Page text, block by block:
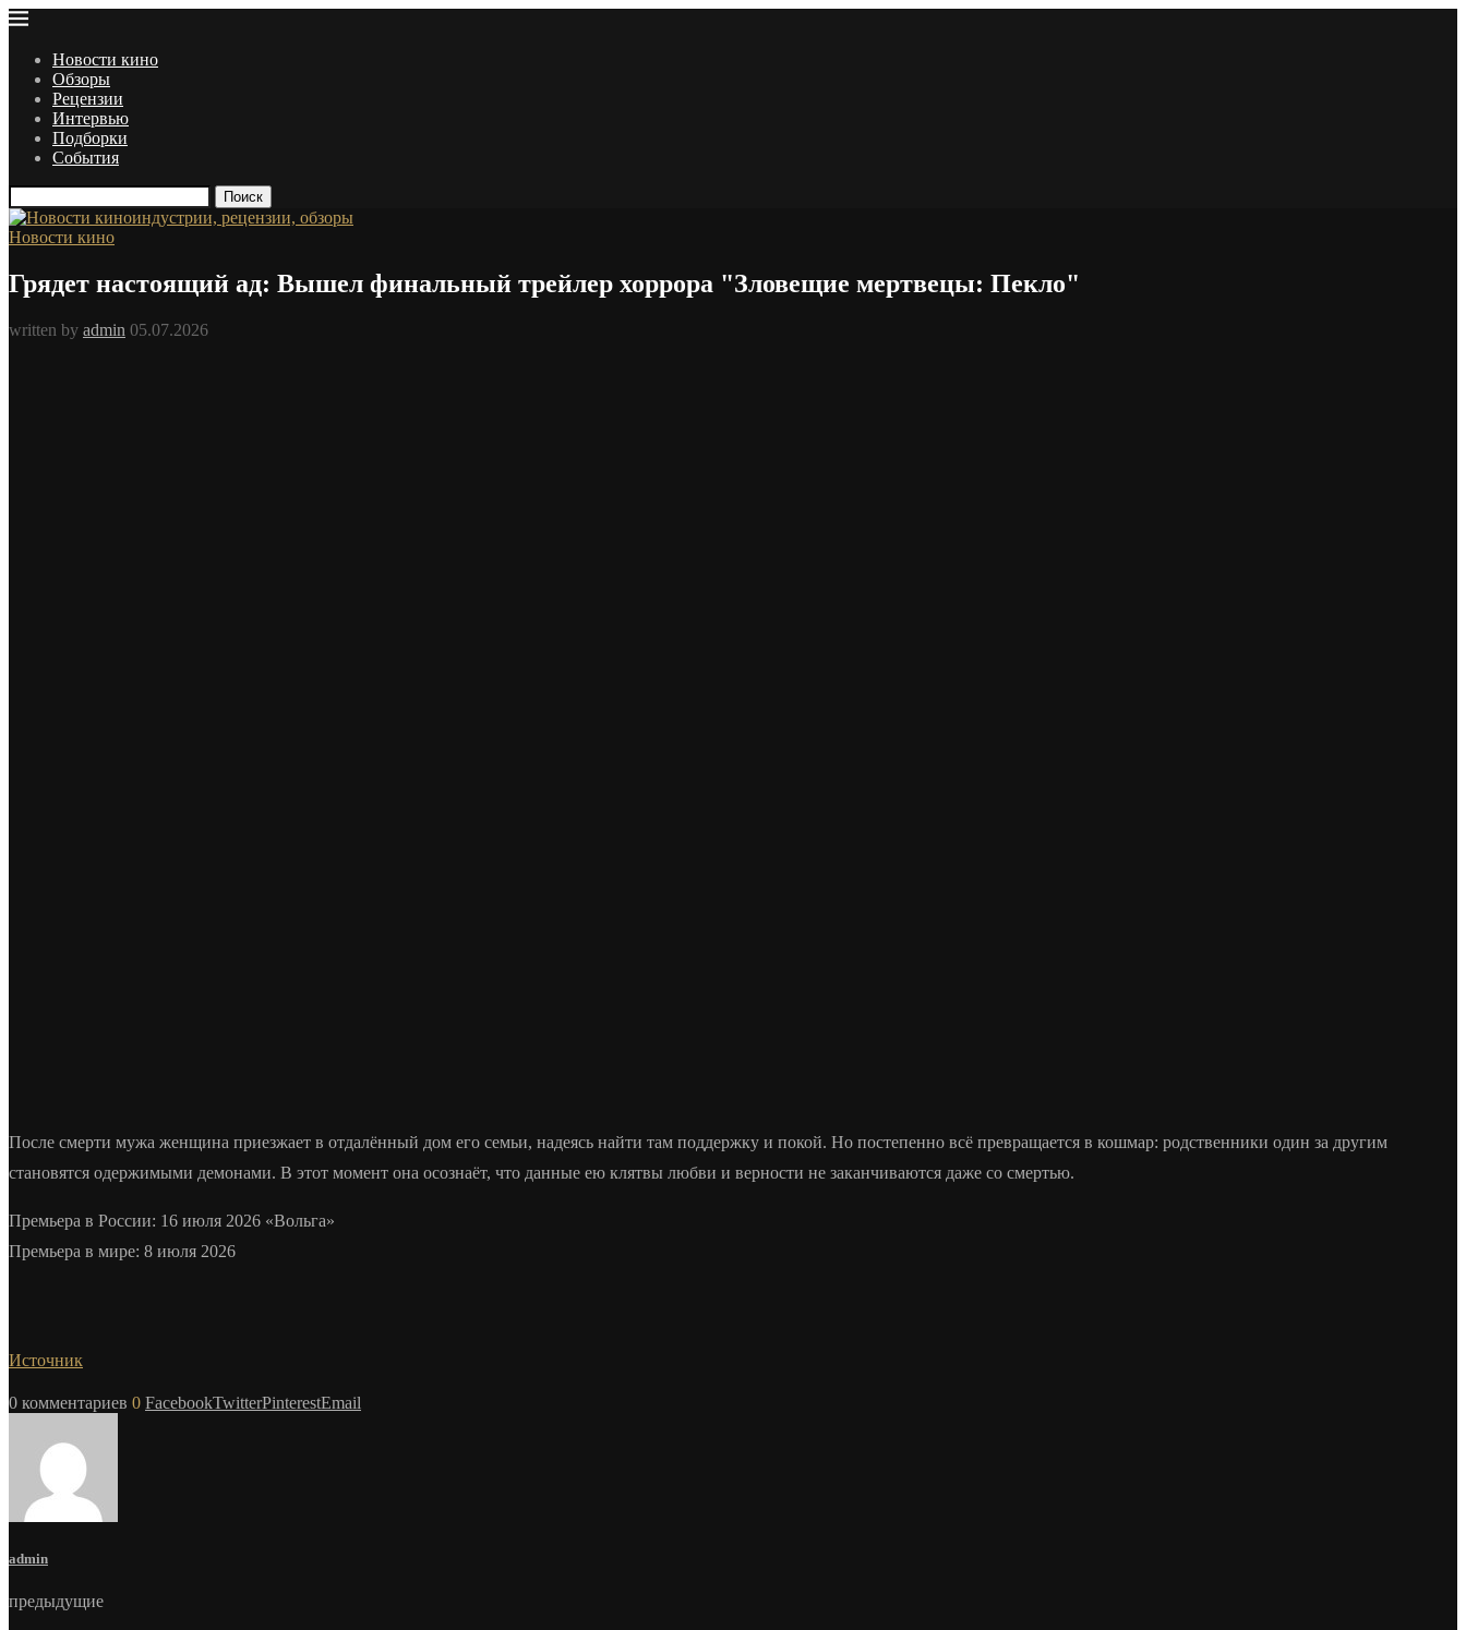
Новости кино
Обзоры
Рецензии
Интервью
Подборки
События
Поиск
Новости кино
Грядет настоящий ад: Вышел финальный трейлер хоррора "Зловещие мертвецы: Пекло"
written by admin 05.07.2026
После смерти мужа женщина приезжает в отдалённый дом его семьи, надеясь найти там поддержку и покой. Но постепенно всё превращается в кошмар: родственники один за другим
становятся одержимыми демонами. В этот момент она осознаёт, что данные ею клятвы любви и верности не заканчиваются даже со смертью.
Премьера в России: 16 июля 2026 «Вольга»
Премьера в мире: 8 июля 2026
Источник
0 комментариев 0 FacebookTwitterPinterestEmail
admin
предыдущие